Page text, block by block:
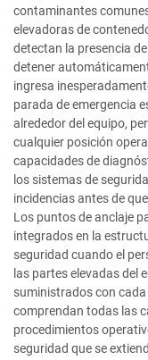
contaminantes
elevadoras de
detectan la presencia
detener
ingresa
parada de emergencia
alrededor del equipo,
cualquier posición
capacidades de
los sistemas de
incidencias antes de
Los puntos de anclaje
integrados en la
seguridad cuando el
las partes elevadas del
suministrados con
comprendan todas las
procedimientos
seguridad que se